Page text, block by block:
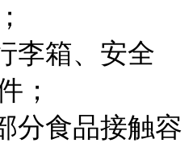
李箱、安全
；
分食品接触容